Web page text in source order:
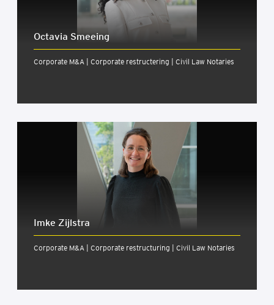
Octa­via Smee­ing
Corporate M&A | Corporate restructering | Civil Law Notaries
Imke Zijlstra
Corporate M&A | Corporate restructuring | Civil Law Notaries